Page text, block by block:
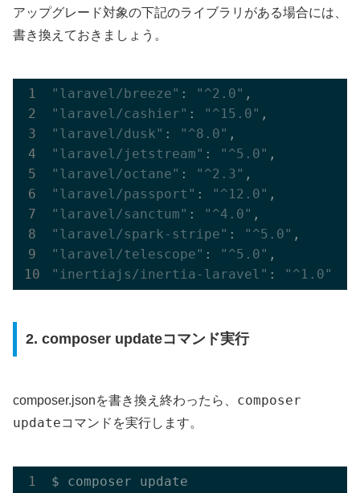
アップグレード対象の下記のライブラリがある場合には、
書き換えておきましょう。
"laravel/breeze" : "^2.0"
"laravel/cashier" : "^15.0"
"laravel/dusk" : "^8.0"
"laravel/jetstream" : "^5.0"
"laravel/octane" : "^2.3"
"laravel/passport" : "^12.0"
"laravel/sanctum" : "^4.0"
"laravel/spark-stripe" : "^5.0"
"laravel/telescope" : "^5.0"
"inertiajs/inertia-laravel" : "^1.0"
2. composer updateコマンド実行
composer.jsonを書き換え終わったら、 composer
updateコマンドを実行します。
$ composer update